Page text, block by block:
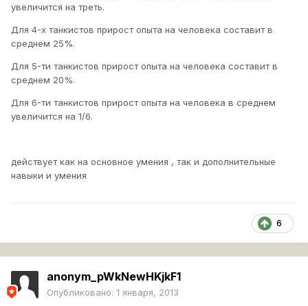
увеличится на треть.
Для 4-х танкистов прирост опыта на человека составит в
среднем 25%.
Для 5-ти танкистов прирост опыта на человека составит в
среднем 20%.
Для 6-ти танкистов прирост опыта на человека в среднем
увеличится на 1/6.
действует как на основное умения , так и дополнительные
навыки и умения
6
anonym_pWkNewHKjkF1
Опубликовано: 1 января, 2013